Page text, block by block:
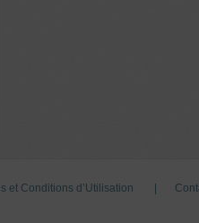
et Conditions d’Utilisation